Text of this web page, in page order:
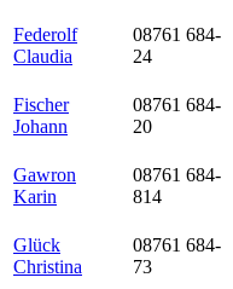
Federolf
Claudia
08761 684-
24
Fischer
Johann
08761 684-
20
Gawron
Karin
08761 684-
814
Glück
Christina
08761 684-
73